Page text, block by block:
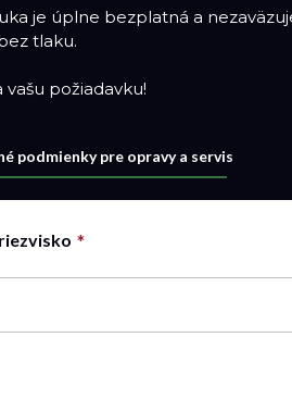
je úplne bezplatná a
tlaku.
vašu požiadavku!
podmienky pre opravy a servis